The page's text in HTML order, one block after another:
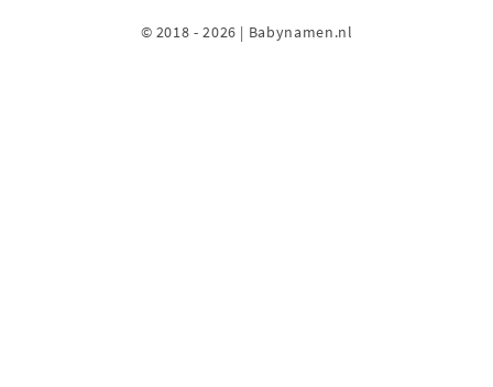
© 2018 - 2026 | Babynamen.nl